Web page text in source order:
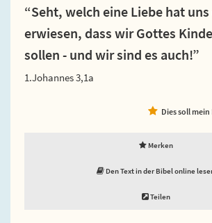
“Seht, welch eine Liebe hat
erwiesen, dass wir Gottes
sollen - und wir sind es auch!”
1.Johannes 3,1a
Dies soll
Merken
Den Text in der Bibel online
Teilen